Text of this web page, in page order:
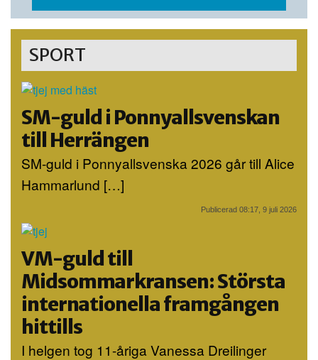
SPORT
SM-guld i Ponnyallsvenskan
till Herrängen
SM-guld i Ponnyallsvenska 2026 går till Alice
Hammarlund […]
Publicerad 08:17, 9 juli 2026
VM-guld till
Midsommarkransen: Största
internationella framgången
hittills
I helgen tog 11-åriga Vanessa Dreilinger